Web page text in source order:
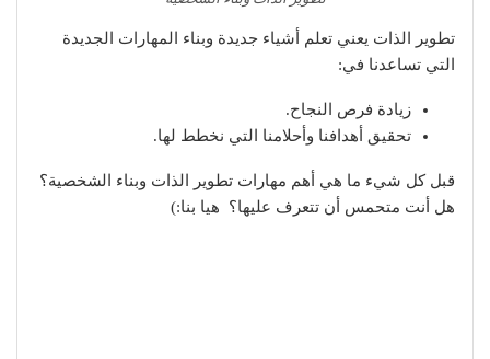
تطوير الذات يعني تعلم أشياء جديدة وبناء المهارات الجديدة
التي تساعدنا في:
زيادة فرص النجاح.
تحقيق أهدافنا وأحلامنا التي نخطط لها.
قبل كل شيء ما هي أهم مهارات تطوير الذات وبناء الشخصية؟
هل أنت متحمس أن تتعرف عليها؟ هيا بنا:)